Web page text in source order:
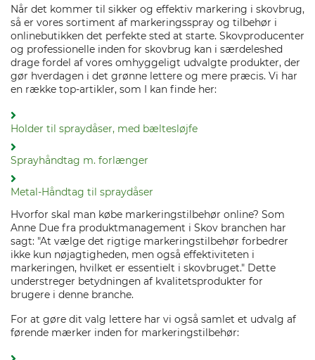
Når det kommer til sikker og effektiv markering i skovbrug,
så er vores sortiment af markeringsspray og tilbehør i
onlinebutikken det perfekte sted at starte. Skovproducenter
og professionelle inden for skovbrug kan i særdeleshed
drage fordel af vores omhyggeligt udvalgte produkter, der
gør hverdagen i det grønne lettere og mere præcis. Vi har
en række top-artikler, som I kan finde her:
Holder til spraydåser, med bæltesløjfe
Sprayhåndtag m. forlænger
Metal-Håndtag til spraydåser
Hvorfor skal man købe markeringstilbehør online? Som
Anne Due fra produktmanagement i Skov branchen har
sagt: "At vælge det rigtige markeringstilbehør forbedrer
ikke kun nøjagtigheden, men også effektiviteten i
markeringen, hvilket er essentielt i skovbruget." Dette
understreger betydningen af kvalitetsprodukter for
brugere i denne branche.
For at gøre dit valg lettere har vi også samlet et udvalg af
førende mærker inden for markeringstilbehør: